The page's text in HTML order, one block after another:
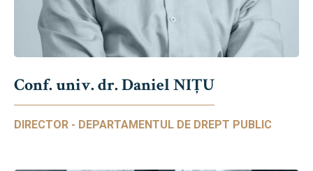
Conf. univ. dr. Daniel NIŢU
DIRECTOR - DEPARTAMENTUL DE DREPT PUBLIC